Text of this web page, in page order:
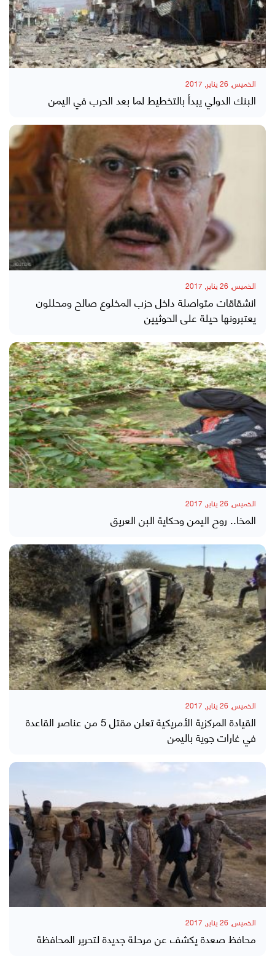
الخميس, 26 يناير, 2017
البنك الدولي يبدأ بالتخطيط لما بعد الحرب في اليمن
الخميس, 26 يناير, 2017
انشقاقات متواصلة داخل حزب المخلوع صالح ومحللون
يعتبرونها حيلة على الحوثيين
الخميس, 26 يناير, 2017
المخا.. روح اليمن وحكاية البن العريق
الخميس, 26 يناير, 2017
القيادة المركزية الأمريكية تعلن مقتل 5 من عناصر القاعدة
في غارات جوية باليمن
الخميس, 26 يناير, 2017
محافظ صعدة يكشف عن مرحلة جديدة لتحرير المحافظة